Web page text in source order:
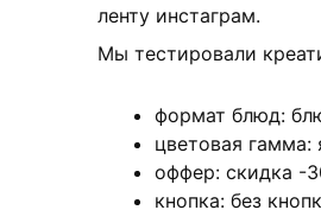
ленту инстаграм.
Мы тестировали
формат блюд:
цветовая гамма:
оффер: скидка -
кнопка: без